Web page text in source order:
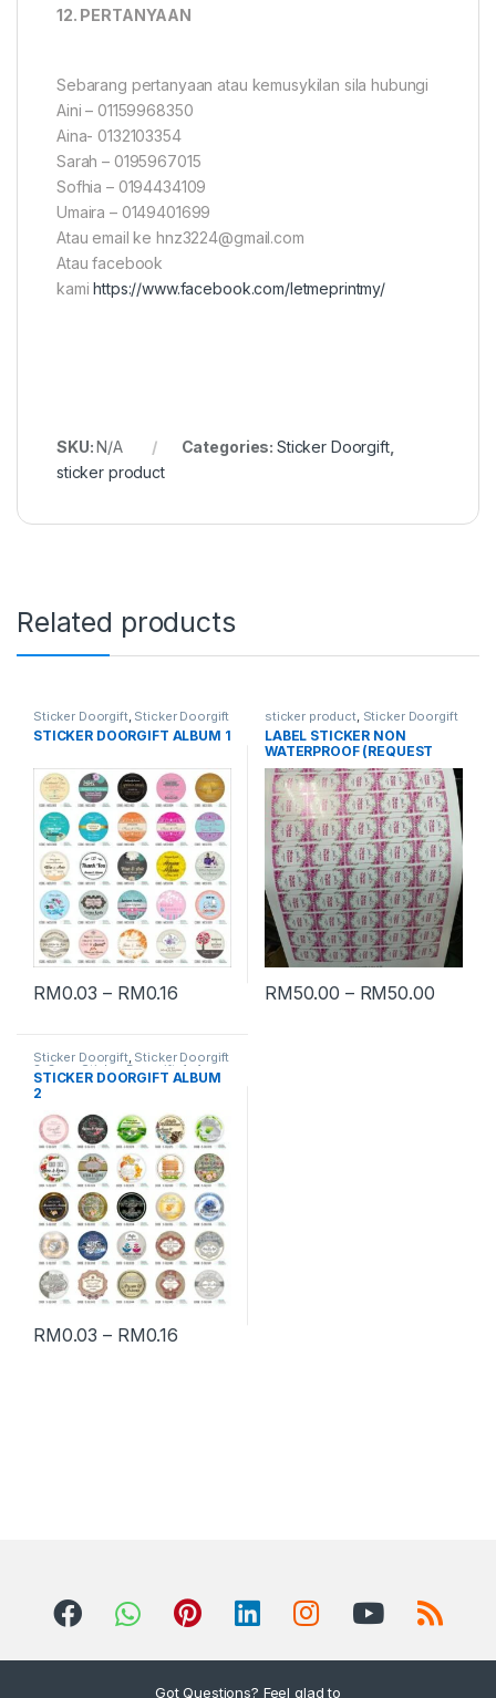
12. PERTANYAAN
Sebarang pertanyaan atau kemusykilan sila hubungi
Aini – 01159968350
Aina- 0132103354
Sarah – 0195967015
Sofhia – 0194434109
Umaira – 0149401699
Atau email ke hnz3224@gmail.com
Atau facebook
kamihttps://www.facebook.com/letmeprintmy/
SKU:N/A Categories: Sticker Doorgift,
sticker product
Related products
Sticker Doorgift, Sticker Doorgift
3x3cm,Sticker Doorgift 4x4cm
Sticker Doorgift 5x5cm
STICKER DOORGIFT ALBUM 1
RM0.03 – RM0.16
sticker product, Sticker Doorgift
LABEL STICKER NON
WATERPROOF (REQUEST
QUOTATION)
RM50.00 – RM50.00
Sticker Doorgift, Sticker Doorgift
3x3cm,Sticker Doorgift 4x4cm
Sticker Doorgift 5x5cm
STICKER DOORGIFT ALBUM
2
RM0.03 – RM0.16
Got Questions? Feel glad to